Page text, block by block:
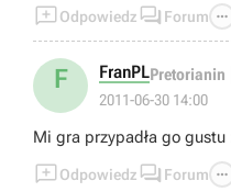
Odpowiedz  Forum 
F FranPLPretorianin
2011-06-30 14:00
Mi gra przypadła go gustu
Odpowiedz  Forum 